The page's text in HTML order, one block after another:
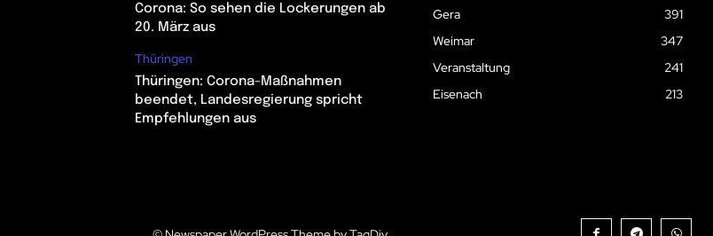
Corona: So sehen die Lockerungen ab
20. März aus
Thüringen
Thüringen: Corona-Maßnahmen
beendet, Landesregierung spricht
Empfehlungen aus
Gera
391
Weimar
347
Veranstaltung
241
Eisenach
213